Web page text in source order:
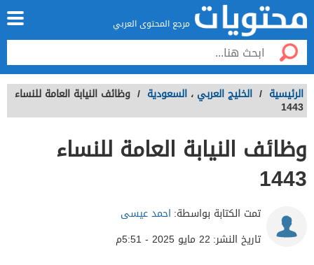
مرجع المحتوى العربي
الرئيسية / الخليج العربي ، السعودية / وظائف النيابة العامة للنساء
1443
وظائف النيابة العامة للنساء
1443
تمت الكتابة بواسطة: احمد عيسى
تاريخ النشر: 22 مايو 2025 - 5:51م